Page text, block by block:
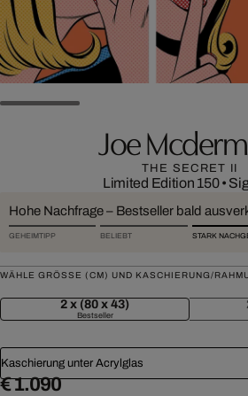
Joe
THE SECRET II
Limited Edition 150•
Hohe Nachfrage – Bestseller bald
GEHEIMTIPP BELIEBT STARK
WÄHLE GRÖSSE (CM) UND KASCHIERUNG/
2 x (80 x 43)
Bestseller
Kaschierung unter Acrylglas
€ 1.090